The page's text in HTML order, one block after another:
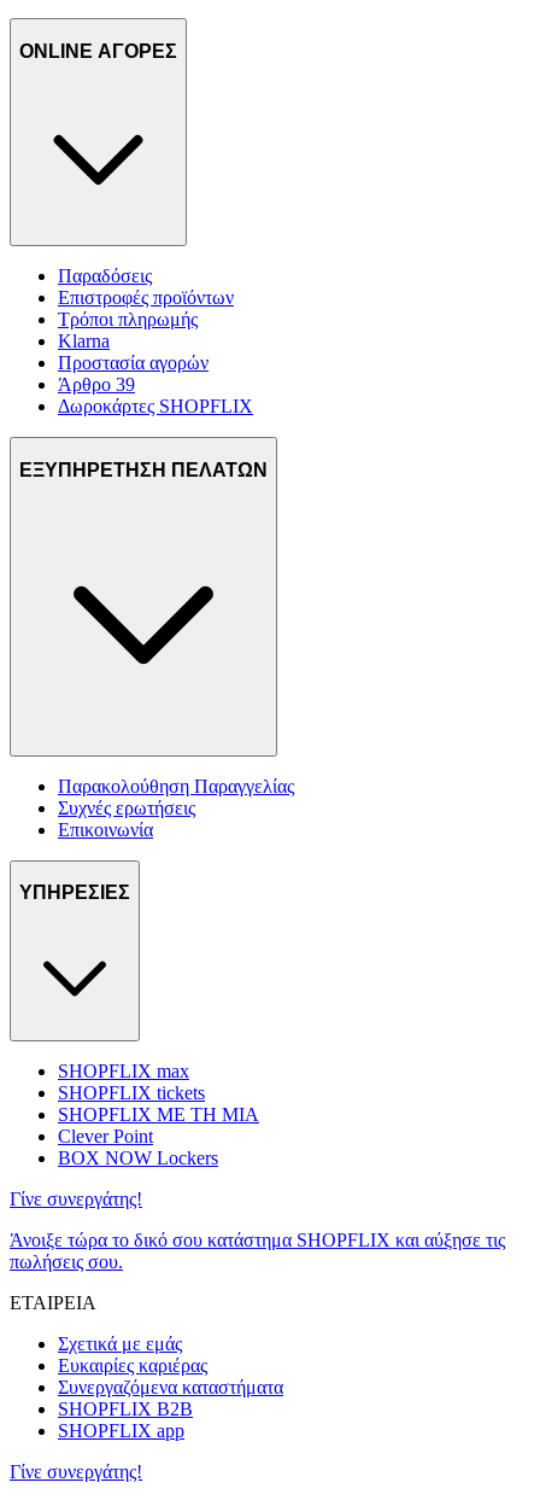
ONLINE ΑΓΟΡΕΣ
Παραδόσεις
Επιστροφές προϊόντων
Τρόποι πληρωμής
Klarna
Προστασία αγορών
Άρθρο 39
Δωροκάρτες SHOPFLIX
ΕΞΥΠΗΡΕΤΗΣΗ ΠΕΛΑΤΩΝ
Παρακολούθηση Παραγγελίας
Συχνές ερωτήσεις
Επικοινωνία
ΥΠΗΡΕΣΙΕΣ
SHOPFLIX max
SHOPFLIX tickets
SHOPFLIX ΜΕ ΤΗ ΜΙΑ
Clever Point
BOX NOW Lockers
Γίνε συνεργάτης!
Άνοιξε τώρα το δικό σου κατάστημα SHOPFLIX και αύξησε τις
πωλήσεις σου.
ΕΤΑΙΡΕΙΑ
Σχετικά με εμάς
Ευκαιρίες καριέρας
Συνεργαζόμενα καταστήματα
SHOPFLIX B2B
SHOPFLIX app
Γίνε συνεργάτης!